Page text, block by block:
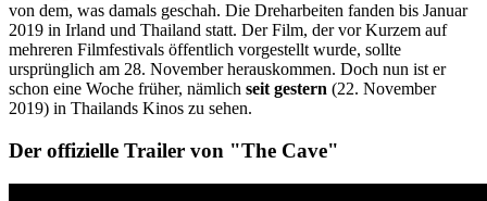
von dem, was damals geschah. Die Dreharbeiten fanden bis Januar
2019 in Irland und Thailand statt. Der Film, der vor Kurzem auf
mehreren Filmfestivals öffentlich vorgestellt wurde, sollte
ursprünglich am 28. November herauskommen. Doch nun ist er
schon eine Woche früher, nämlich seit gestern (22. November
2019) in Thailands Kinos zu sehen.
Der offizielle Trailer von "The Cave"